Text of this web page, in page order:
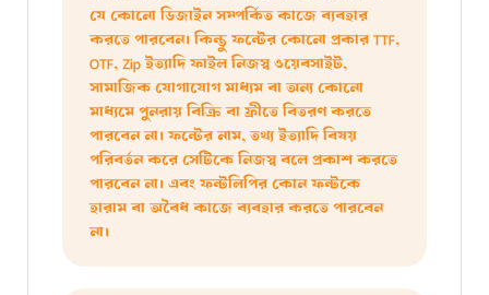
যে কোনো ডিজাইন সম্পর্কিত কাজে ব্যবহার
করতে পারবেন। কিন্তু ফন্টের কোনো প্রকার TTF,
OTF, Zip ইত্যাদি ফাইল নিজস্ব ওয়েবসাইট,
সামাজিক যোগাযোগ মাধ্যম বা অন্য কোনো
মাধ্যমে পুনরায় বিক্রি বা ফ্রীতে বিতরণ করতে
পারবেন না। ফন্টের নাম, তথ্য ইত্যাদি বিষয়
পরিবর্তন করে সেটিকে নিজস্ব বলে প্রকাশ করতে
পারবেন না। এবং ফন্টলিপির কোন ফন্টকে
হারাম বা অবৈধ কাজে ব্যবহার করতে পারবেন
না।